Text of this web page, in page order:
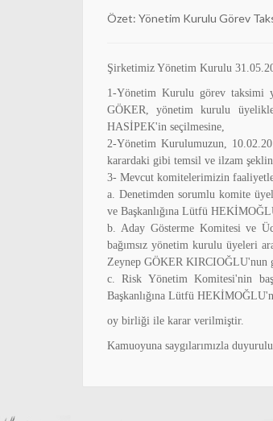
Özet: Yönetim Kurulu Görev
Şirketimiz Yönetim Kurulu
1-Yönetim Kurulu görev taksimi
GÖKER, yönetim kurulu
HASİPEK'in seçilmesine,
2-Yönetim Kurulumuzun,
karardaki gibi temsil ve ilzam
3- Mevcut komitelerimizin
a. Denetimden sorumlu komite
ve Başkanlığına Lütfü
b. Aday Gösterme Komitesi ve
bağımsız yönetim kurulu üyeleri
Zeynep GÖKER KIRCIOĞLU'nun
c. Risk Yönetim Komitesi'nin
Başkanlığına Lütfü
oy birliği ile karar verilmiştir.
Kamuoyuna saygılarımızla